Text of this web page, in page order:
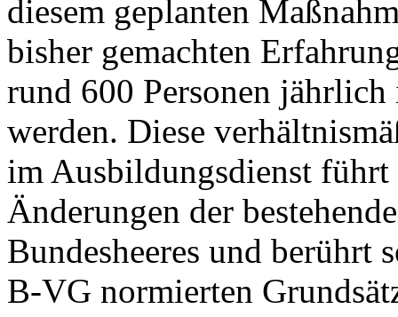
diesem geplanten
bisher gemachten
rund 600 Personen
werden. Diese
im Ausbildungsdienst führt
Änderungen der
Bundesheeres und
B‑VG normierten